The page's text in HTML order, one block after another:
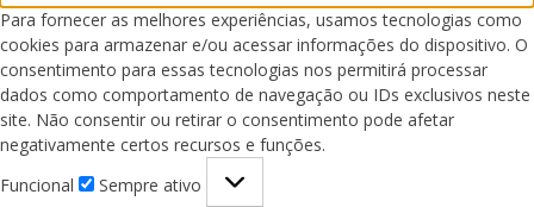
Para fornecer as melhores experiências, usamos tecnologias como
cookies para armazenar e/ou acessar informações do dispositivo. O
consentimento para essas tecnologias nos permitirá processar
dados como comportamento de navegação ou IDs exclusivos neste
site. Não consentir ou retirar o consentimento pode afetar
negativamente certos recursos e funções.
Funcional
Sempre ativo